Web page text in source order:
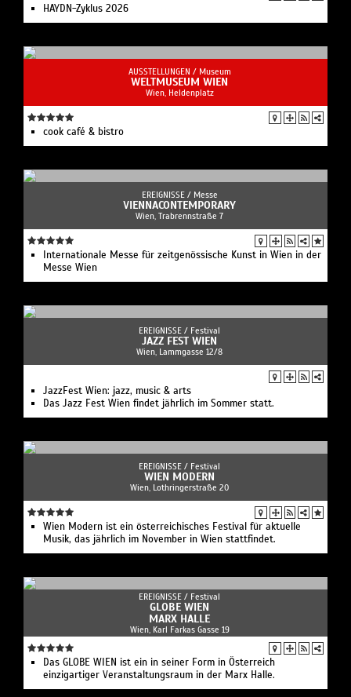
HAYDN-Zyklus 2026
AUSSTELLUNGEN / Museum
WELTMUSEUM WIEN
Wien, Heldenplatz
cook café & bistro
EREIGNISSE / Messe
VIENNACONTEMPORARY
Wien, Trabrennstraße 7
Internationale Messe für zeitgenössische Kunst in Wien in der
Messe Wien
EREIGNISSE / Festival
JAZZ FEST WIEN
Wien, Lammgasse 12/8
JazzFest Wien: jazz, music & arts
Das Jazz Fest Wien findet jährlich im Sommer statt.
EREIGNISSE / Festival
WIEN MODERN
Wien, Lothringerstraße 20
Wien Modern ist ein österreichisches Festival für aktuelle
Musik, das jährlich im November in Wien stattfindet.
EREIGNISSE / Festival
GLOBE WIEN
MARX HALLE
Wien, Karl Farkas Gasse 19
Das GLOBE WIEN ist ein in seiner Form in Österreich
einzigartiger Veranstaltungsraum in der Marx Halle.